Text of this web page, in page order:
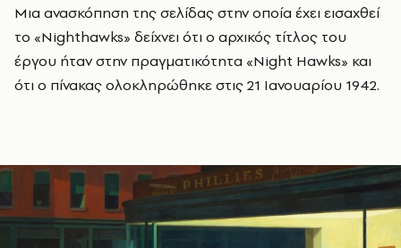
Μια ανασκόπηση της σελίδας στην οποία έχει εισαχθεί
το «Nighthawks» δείχνει ότι ο αρχικός τίτλος του
έργου ήταν στην πραγματικότητα «Night Hawks» και
ότι ο πίνακας ολοκληρώθηκε στις 21 Ιανουαρίου 1942.